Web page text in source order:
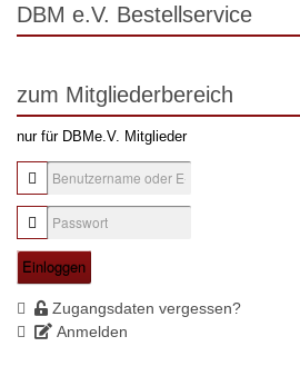
DBM e.V. Bestellservice
zum Mitgliederbereich
nur für DBMe.V. Mitglieder
Einloggen
Zugangsdaten vergessen?
Anmelden